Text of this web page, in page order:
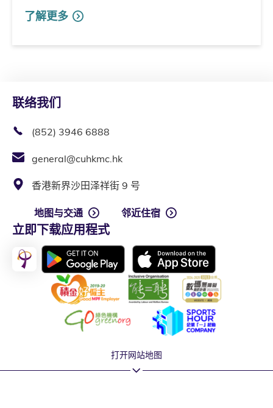
了解更多
联络我们
(852) 3946 6888
general@cuhkmc.hk
香港新界沙田泽祥街 9 号
地图与交通 邻近住宿
立即下载应用程式
打开网站地图